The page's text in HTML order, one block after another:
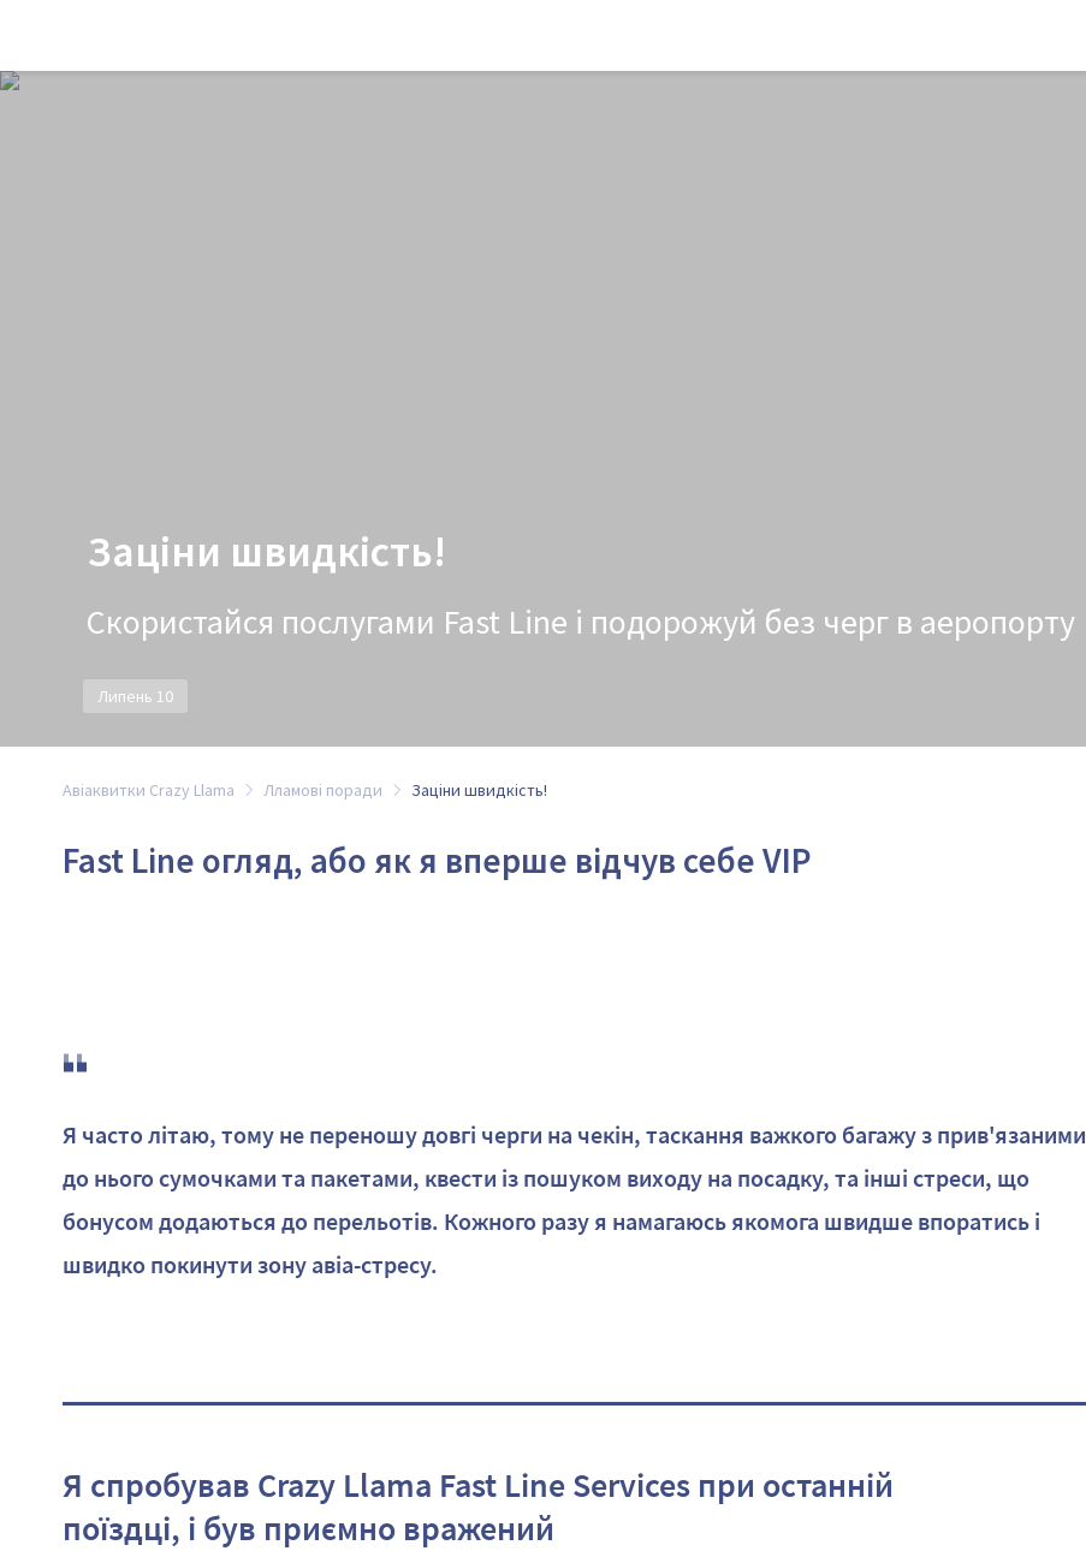
Заціни швидкість!
Скористайся послугами Fast Line і подорожуй без черг в аеропорту
Липень 10
Авіаквитки Crazy Llama Лламові поради Заціни швидкість!
Fast Line огляд, або як я вперше відчув себе VIP
Я часто літаю, тому не переношу довгі черги на чекін, таскання важкого багажу з прив'язаними
до нього сумочками та пакетами, квести із пошуком виходу на посадку, та інші стреси, що
бонусом додаються до перельотів. Кожного разу я намагаюсь якомога швидше впоратись і
швидко покинути зону авіа-стресу.
Я спробував Crazy Llama Fast Line Services при останній
поїздці, і був приємно вражений